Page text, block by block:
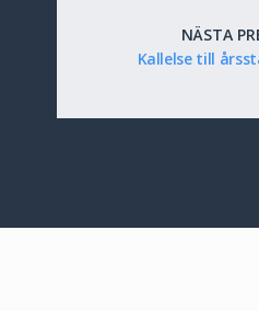
NÄSTA
Kallelse till